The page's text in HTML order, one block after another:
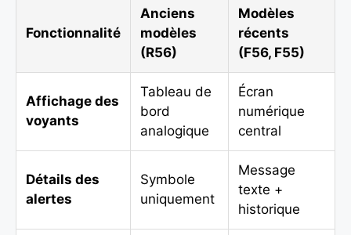
Fonctionnalité
Anciens
modèles
(R56)
Modèles
récents
(F56, F55)
Affichage des
voyants
Tableau de
bord
analogique
Écran
numérique
central
Détails des
alertes
Symbole
uniquement
Message
texte +
historique